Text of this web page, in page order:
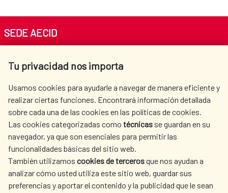
Tu privacidad nos importa
Usamos cookies para ayudarle a navegar de manera eficiente y
realizar ciertas funciones. Encontrará información detallada
sobre cada una de las cookies en las políticas de cookies.
Las cookies categorizadas como técnicas se guardan en su
navegador, ya que son esenciales para permitir las
funcionalidades básicas del sitio web.
También utilizamos cookies de tercerosque nos ayudan a
analizar cómo usted utiliza este sitio web, guardar sus
preferencias y aportar el contenido y la publicidad que le sean
SEDE AECID
Tel. +34 900 20 30 54​​​​​​​
AECID
WHERE DO WE COOPERATE?
SPANISH HUMANITARIAN
ACTION
PRESS ROOM
CULTURE AND SCIENCE LIBRARY